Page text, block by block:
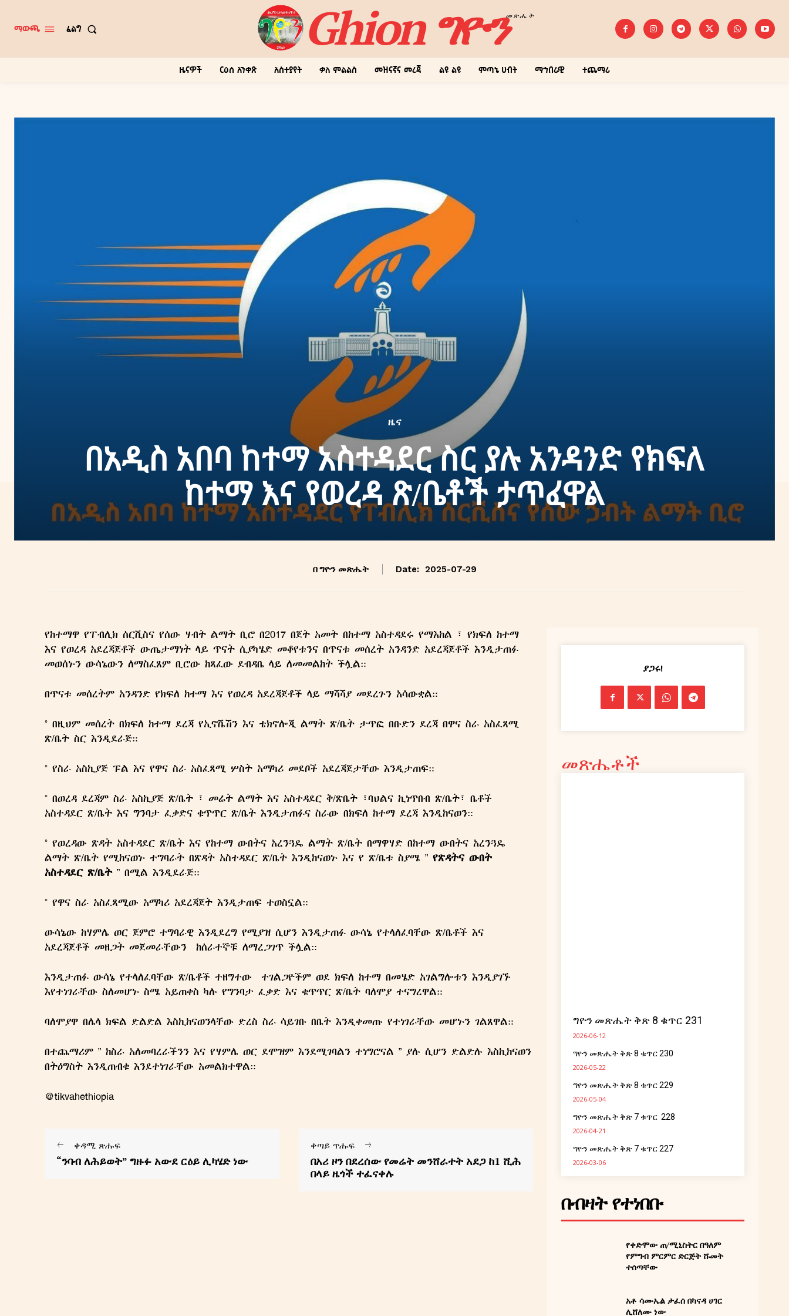
Ghion Magazine
ግዮን መጽሔት
ኢትዮ ሐበሻ ኅትመትና ማስታወቂያ ኃ/
የት/የግ/ማ
ማውጫ ፈልግ Ghion ግዮንመጽሔት
ዜናዎች ርዕሰ አንቀጽ አስተያየት ቃለ ምልልስ መዝናኛና መረጃ ልዩ ልዩ ምጣኔ ሀብት ማኅበራዊ ተጨማሪ
ዜና
በአዲስ አበባ ከተማ አስተዳደር ስር ያሉ አንዳንድ የክፍለ
ከተማ እና የወረዳ ጽ/ቤቶች ታጥፈዋል
በግዮን መጽሔት Date: 2025-07-29
የከተማዋ የፐብሊክ ሰርቪስና የሰው ሃብት ልማት ቢሮ በ2017 በጀት አመት በከተማ አስተዳደሩ የማእከል ፣ የክፍለ ከተማ
እና የወረዳ አደረጃጀቶች ውጤታማነት ላይ ጥናት ሲያካሄድ መቆየቱንና በጥናቱ መሰረት አንዳንድ አደረጃጀቶች እንዲታጠፉ
መወሰኑን ውሳኔውን ለማስፈጸም ቢሮው ከጻፈው ደብዳቤ ላይ ለመመልከት ችሏል።
በጥናቱ መሰረትም አንዳንድ የክፍለ ከተማ እና የወረዳ አደረጃጀቶች ላይ ማሻሻያ መደረጉን አሳውቋል።
° በዚህም መሰረት በክፍለ ከተማ ደረጃ የኢኖቬሽን እና ቴክኖሎጂ ልማት ጽ/ቤት ታጥፎ በቡድን ደረጃ በዋና ስራ አስፈጻሚ
ጽ/ቤት ስር እንዲደራጅ።
° የስራ አስኪያጅ ፑል እና የዋና ስራ አስፈጻሚ ሦስት አማካሪ መደቦች አደረጃጀታቸው እንዲታጠፍ።
° በወረዳ ደረጃም ስራ አስኪያጅ ጽ/ቤት ፣ መሬት ልማት እና አስተዳደር ቅ/ጽቤት ፣ባህልና ኪነጥበብ ጽ/ቤት፣ ቤቶች
አስተዳደር ጽ/ቤት እና ግንባታ ፈቃድና ቁጥጥር ጽ/ቤት እንዲታጠፉና ስራው በክፍለ ከተማ ደረጃ እንዲከናወን።
° የወረዳው ጽዳት አስተዳደር ጽ/ቤት እና የከተማ ውበትና አረንጓዴ ልማት ጽ/ቤት በማዋሃድ በከተማ ውበትና አረንጓዴ
ልማት ጽ/ቤት የሚከናወኑ ተግባራት በጽዳት አስተዳደር ጽ/ቤት እንዲከናወኑ እና የ ጽ/ቤቱ ስያሜ ” የጽዳትና ውበት
አስተዳደር ጽ/ቤት” በሚል እንዲደራጅ።
° የዋና ስራ አስፈጻሚው አማካሪ አደረጃጀት እንዲታጠፍ ተወስኗል።
ውሳኔው ከሃምሌ ወር ጀምሮ ተግባራዊ እንዲደረግ የሚያዝ ሲሆን እንዲታጠፉ ውሳኔ የተላለፈባቸው ጽ/ቤቶች እና
አደረጃጀቶች መዘጋት መጀመራቸውን ከሰራተኞቹ ለማረጋገጥ ችሏል።
እንዲታጠፉ ውሳኔ የተላለፈባቸው ጽ/ቤቶች ተዘግተው ተገልጋዮችም ወደ ክፍለ ከተማ በመሄድ አገልግሎቱን እንዲያገኙ
እየተነገራቸው ስለመሆኑ ስሜ አይጠቀስ ካሉ የግንባታ ፈቃድ እና ቁጥጥር ጽ/ቤት ባለሞያ ተናግረዋል።
ባለሞያዋ በሌላ ክፍል ድልድል እስኪከናወንላቸው ድረስ ስራ ሳይገቡ በቤት እንዲቀመጡ የተነገራቸው መሆኑን ገልጸዋል።
በተጨማሪም ” ከስራ አለመባረራችንን እና የሃምሌ ወር ደሞዝም እንደሚገባልን ተነግሮናል ” ያሉ ሲሆን ድልድሉ እስኪከናወን
በትዕግስት እንዲጠብቁ እንደተነገራቸው አመልክተዋል።
@tikvahethiopia
ቀዳሚ ጽሑፍ
“ንባብ ለሕይወት” ግዙፉ አውደ ርዕይ ሊካሄድ ነው
ቀጣይ ጥሑፍ
በአሪ ዞን በደረሰው የመሬት መንሸራተት አደጋ ከ1 ሺሕ
በላይ ዜጎች ተፈናቀሉ
ያጋሩ!
መጽሔቶች
ግዮን መጽሔት ቅጽ 8 ቁጥር 231
2026-06-12
ግዮን መጽሔት ቅጽ 8 ቁጥር 230
2026-05-22
ግዮን መጽሔት ቅጽ 8 ቁጥር 229
2026-05-04
ግዮን መጽሔት ቅጽ 7 ቁጥር 228
2026-04-21
ግዮን መጽሔት ቅጽ 7 ቁጥር 227
2026-03-06
በብዛት የተነበቡ
የቀድሞው ጠ/ሚኒስትር በዓለም
የምግብ ምርምር ድርጅት ሹመት
ተሰጣቸው
አቶ ሳሙኤል ታፈሰ በካናዳ ሀገር
ሊሸለሙ ነው